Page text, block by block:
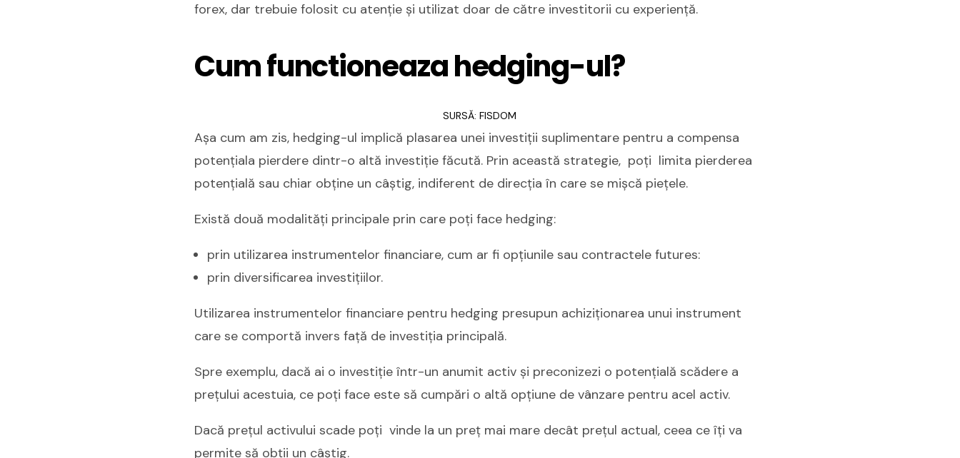
forex, dar trebuie folosit cu atenție și utilizat doar de către investitorii cu experiență.
Cum functioneaza hedging-ul?
SURSĂ: FISDOM
Așa cum am zis, hedging-ul implică plasarea unei investiții suplimentare pentru a compensa
potențiala pierdere dintr-o altă investiție făcută. Prin această strategie, poți limita pierderea
potențială sau chiar obține un câștig, indiferent de direcția în care se mișcă piețele.
Există două modalități principale prin care poți face hedging:
prin utilizarea instrumentelor financiare, cum ar fi opțiunile sau contractele futures:
prin diversificarea investițiilor.
Utilizarea instrumentelor financiare pentru hedging presupun achiziționarea unui instrument
care se comportă invers față de investiția principală.
Spre exemplu, dacă ai o investiție într-un anumit activ și preconizezi o potențială scădere a
prețului acestuia, ce poți face este să cumpări o altă opțiune de vânzare pentru acel activ.
Dacă prețul activului scade poți vinde la un preț mai mare decât prețul actual, ceea ce îți va
permite să obții un câștig.